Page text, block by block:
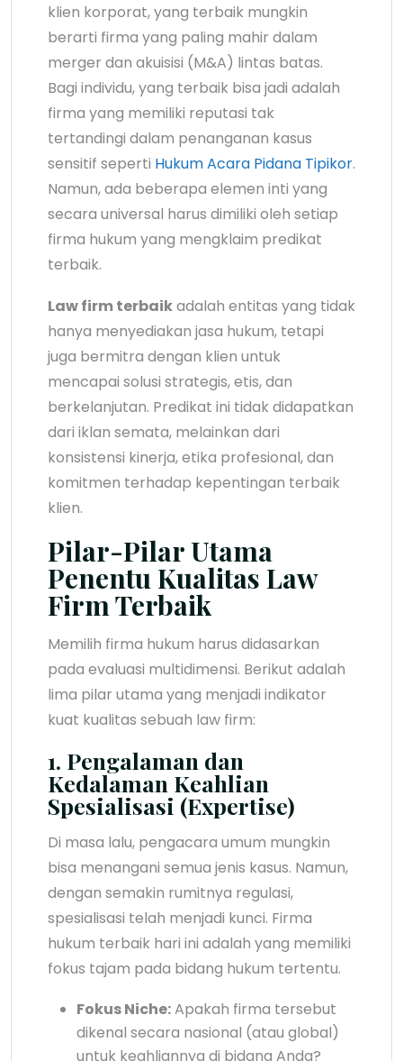
klien korporat, yang terbaik mungkin
berarti firma yang paling mahir dalam
merger dan akuisisi (M&A) lintas batas.
Bagi individu, yang terbaik bisa jadi adalah
firma yang memiliki reputasi tak
tertandingi dalam penanganan kasus
sensitif seperti Hukum Acara Pidana Tipikor.
Namun, ada beberapa elemen inti yang
secara universal harus dimiliki oleh setiap
firma hukum yang mengklaim predikat
terbaik.
Law firm terbaikadalah entitas yang tidak
hanya menyediakan jasa hukum, tetapi
juga bermitra dengan klien untuk
mencapai solusi strategis, etis, dan
berkelanjutan. Predikat ini tidak didapatkan
dari iklan semata, melainkan dari
konsistensi kinerja, etika profesional, dan
komitmen terhadap kepentingan terbaik
klien.
Pilar-Pilar Utama
Penentu Kualitas Law
Firm Terbaik
Memilih firma hukum harus didasarkan
pada evaluasi multidimensi. Berikut adalah
lima pilar utama yang menjadi indikator
kuat kualitas sebuah law firm:
1. Pengalaman dan
Kedalaman Keahlian
Spesialisasi (Expertise)
Di masa lalu, pengacara umum mungkin
bisa menangani semua jenis kasus. Namun,
dengan semakin rumitnya regulasi,
spesialisasi telah menjadi kunci. Firma
hukum terbaik hari ini adalah yang memiliki
fokus tajam pada bidang hukum tertentu.
Fokus Niche:Apakah firma tersebut
dikenal secara nasional (atau global)
untuk keahliannya di bidang Anda?